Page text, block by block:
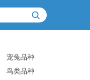
宠兔品种
鸟类品种